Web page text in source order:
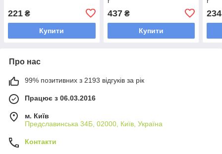
221 ₴
Купити
437₴
Купити
234
Про нас
99% позитивних з 2193 відгуків за рік
Працює з 06.03.2016
м. Київ
Предславинська 34Б, 02000, Київ, Україна
Контакти